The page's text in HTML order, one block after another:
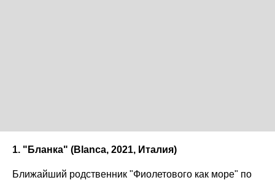
1. "Бланка" (Blanca, 2021, Италия)
Ближайший родственник "Фиолетового как море" по